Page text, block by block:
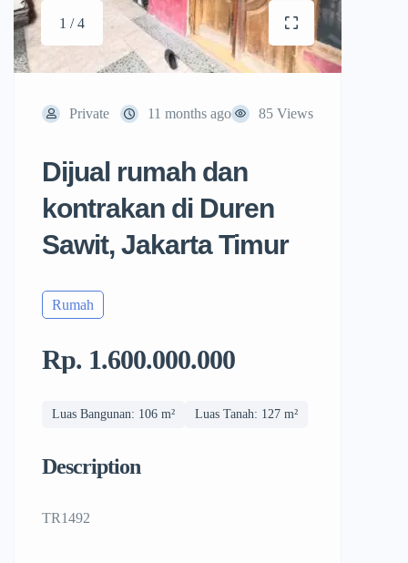
1 / 4
Private 11 months ago 85 Views
Dijual rumah dan
kontrakan di Duren
Sawit, Jakarta Timur
Rumah
Rp. 1.600.000.000
Luas Bangunan: 106 m² Luas Tanah: 127 m²
Description
TR1492